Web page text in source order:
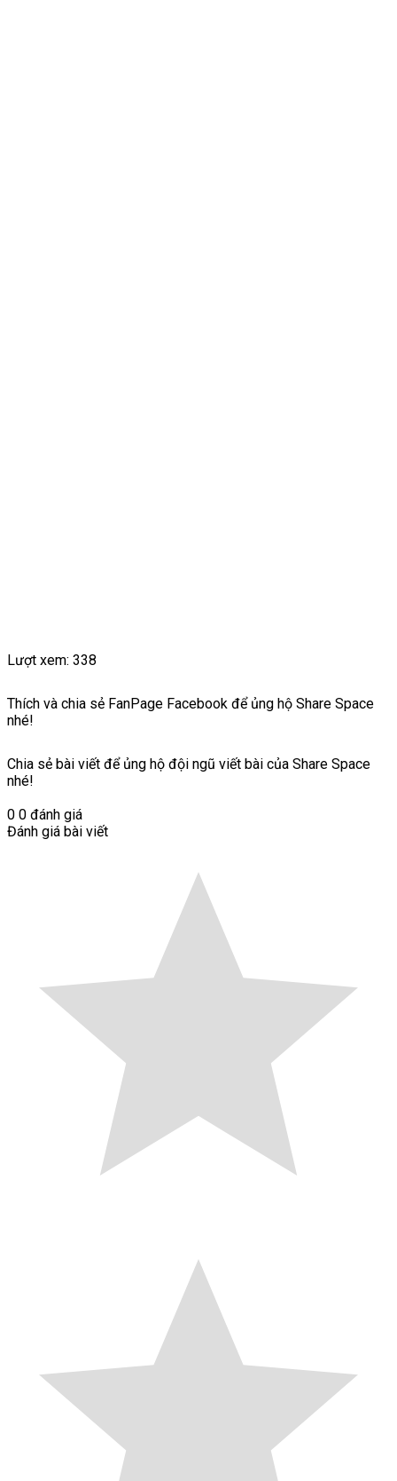
Lượt xem: 338
Thích và chia sẻ FanPage Facebook để ủng hộ Share Space
nhé!
Chia sẻ bài viết để ủng hộ đội ngũ viết bài của Share Space
nhé!
0 0 đánh giá
Đánh giá bài viết